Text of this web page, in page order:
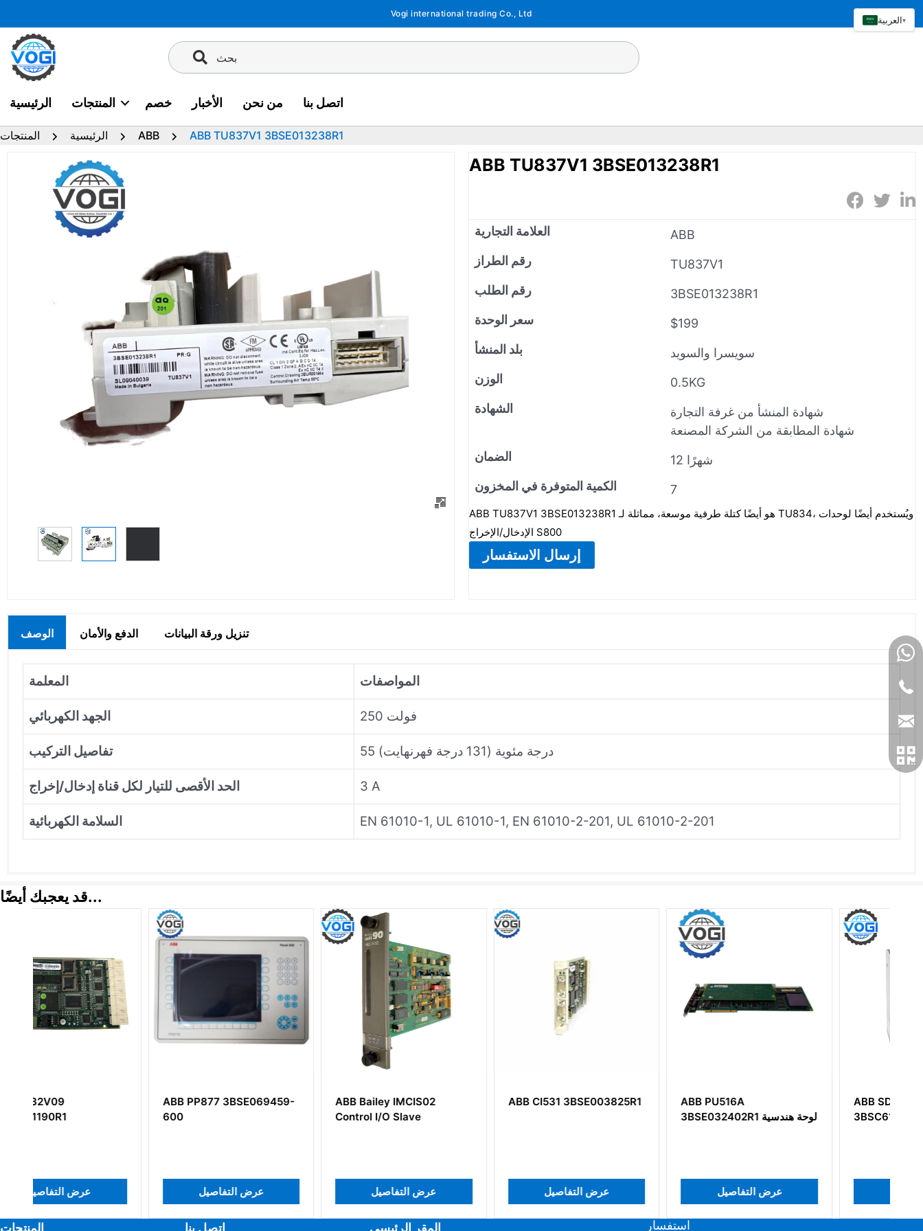
إلى
المحتوى
Vogi international trading Co., Ltd
بحث
الرئيسية المنتجات خصم الأخبار من نحن اتصل بنا
الرئيسية المنتجات ABB ABB TU837V1 3BSE013238R1
ABB TU837V1 3BSE013238R1
العلامة التجارية
ABB
رقم الطراز
TU837V1
رقم الطلب
3BSE013238R1
سعر الوحدة
$199
بلد المنشأ
سويسرا والسويد
الوزن
0.5KG
الشهادة
شهادة المنشأ من غرفة التجارة
شهادة المطابقة من الشركة المصنعة
الضمان
12 شهرًا
الكمية المتوفرة في المخزون
7
ABB TU837V1 3BSE013238R1 هو أيضًا كتلة طرفية موسعة، مماثلة لـ TU834، ويُستخدم أيضًا لوحدات
الإدخال/الإخراج S800
إرسال الاستفسار
الوصف الدفع والأمان تنزيل ورقة البيانات
المعلمة المواصفات
الجهد الكهربائي 250 فولت
تفاصيل التركيب 55 درجة مئوية (131 درجة فهرنهايت)
الحد الأقصى للتيار لكل قناة إدخال/إخراج 3 A
السلامة الكهربائية EN 61010-1, UL 61010-1, EN 61010-2-201, UL 61010-2-201
قد يعجبك أيضًا...
ABB PP877 3BSE069459-
600
عرض التفاصيل
ABB Bailey IMCIS02
عرض التفاصيل
ABB CI531 3BSE003825R1
عرض التفاصيل
ABB PU516A
3BSE032402R1 لوحة هندسية
عرض التفاصيل
ABB SD834
3BSC610067R1 مزود الطاقة
عرض التفاصيل
المنتجات اتصل بنا المقر الرئيسي استفسار
العربية▾